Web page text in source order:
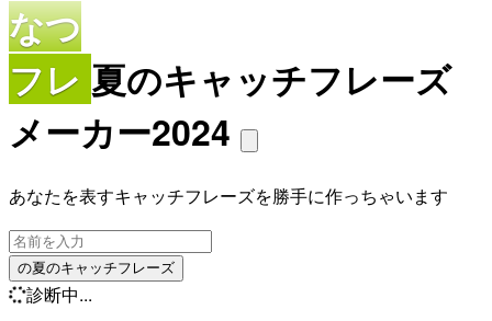
なつ
フレ 夏のキャッチフレーズ
メーカー2024
あなたを表すキャッチフレーズを勝手に作っちゃいます
の夏のキャッチフレーズ
診断中...